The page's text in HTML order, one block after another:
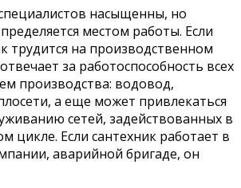
насыщенны, но
местом работы. Если
трудится на производственном
за работоспособность всех
производства: водовод,
а еще может привлекаться
сетей, задействованных в
цикле. Если сантехник работает в
аварийной бригаде, он